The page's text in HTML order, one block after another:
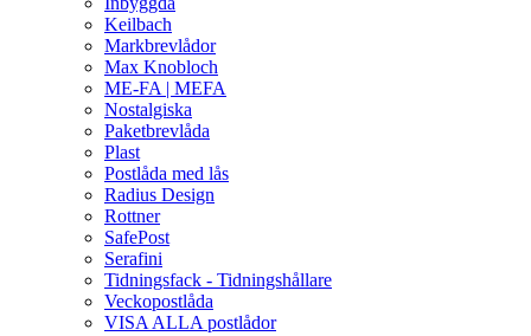
Keilbach
Markbrevlådor
Max Knobloch
ME-FA | MEFA
Nostalgiska
Paketbrevlåda
Plast
Postlåda med lås
Radius Design
Rottner
SafePost
Serafini
Tidningsfack - Tidningshållare
Veckopostlåda
VISA ALLA postlådor